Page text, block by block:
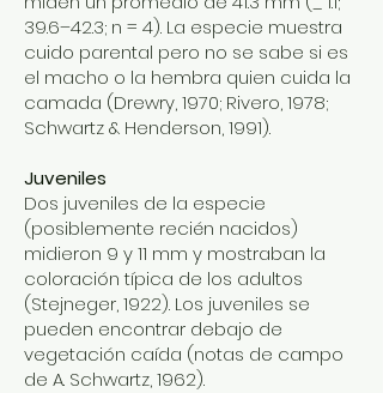
39.6–42.3; n = 4). La especie muestra
cuido parental pero no se sabe si es
el macho o la hembra quien cuida la
camada (Drewry, 1970; Rivero, 1978;
Schwartz & Henderson, 1991).
Juveniles
Dos juveniles de la especie
(posiblemente recién nacidos)
midieron 9 y 11 mm y mostraban la
coloración típica de los adultos
(Stejneger, 1922). Los juveniles se
pueden encontrar debajo de
vegetación caída (notas de campo
de A. Schwartz, 1962).